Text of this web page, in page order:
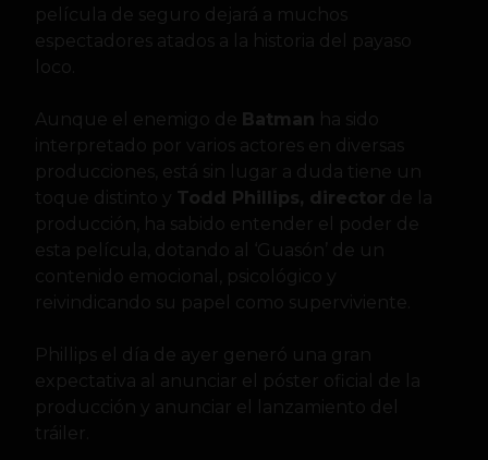
película de seguro dejará a muchos
espectadores atados a la historia del payaso
loco.
Aunque el enemigo de Batman ha sido
interpretado por varios actores en diversas
producciones, está sin lugar a duda tiene un
toque distinto y Todd Phillips, director de la
producción, ha sabido entender el poder de
esta película, dotando al ‘Guasón’ de un
contenido emocional, psicológico y
reivindicando su papel como superviviente.
Phillips el día de ayer generó una gran
expectativa al anunciar el póster oficial de la
producción y anunciar el lanzamiento del
tráiler.